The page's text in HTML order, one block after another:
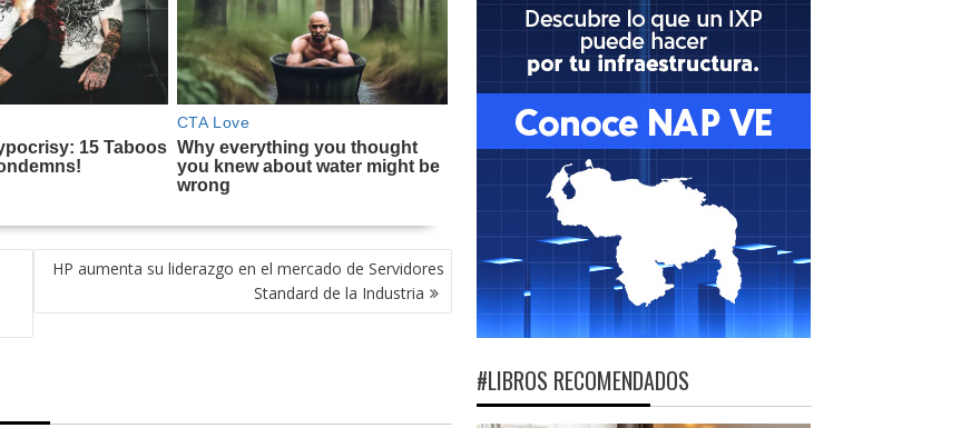
HP aumenta su liderazgo en el mercado de Servidores
Standard de la Industria
#LIBROS RECOMENDADOS